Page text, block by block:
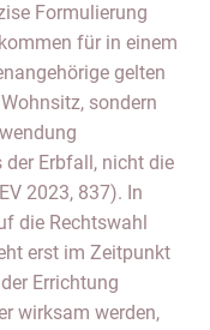
Formulierung
für in einem
gelten
sondern
Erbfall, nicht die
2023, 837). In
die Rechtswahl
erst im Zeitpunkt
Errichtung
wirksam werden,